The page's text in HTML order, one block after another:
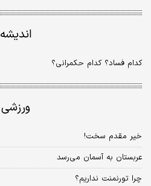
اندیشه
کدام فساد؟ کدام حکمرانی؟
ورزشی
خیر مقدم سخت!
عربستان به آسمان می‌رسد
چرا تورنمنت نداریم؟